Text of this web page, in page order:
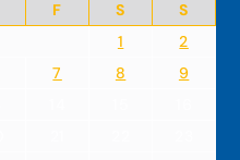
F S
S
1
2
7 8
9